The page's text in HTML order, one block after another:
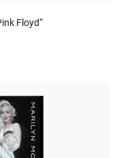
Floyd“